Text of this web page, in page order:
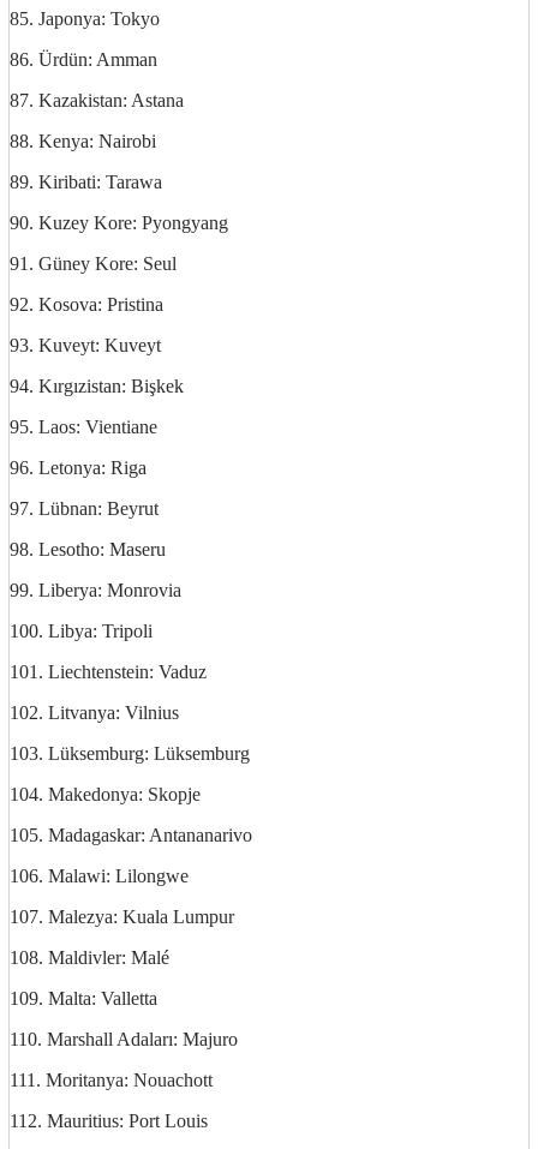
85. Japonya: Tokyo
86. Ürdün: Amman
87. Kazakistan: Astana
88. Kenya: Nairobi
89. Kiribati: Tarawa
90. Kuzey Kore: Pyongyang
91. Güney Kore: Seul
92. Kosova: Pristina
93. Kuveyt: Kuveyt
94. Kırgızistan: Bişkek
95. Laos: Vientiane
96. Letonya: Riga
97. Lübnan: Beyrut
98. Lesotho: Maseru
99. Liberya: Monrovia
100. Libya: Tripoli
101. Liechtenstein: Vaduz
102. Litvanya: Vilnius
103. Lüksemburg: Lüksemburg
104. Makedonya: Skopje
105. Madagaskar: Antananarivo
106. Malawi: Lilongwe
107. Malezya: Kuala Lumpur
108. Maldivler: Malé
109. Malta: Valletta
110. Marshall Adaları: Majuro
111. Moritanya: Nouachott
112. Mauritius: Port Louis